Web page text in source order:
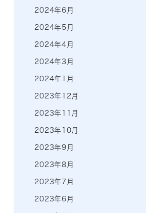
2024年6月
2024年5月
2024年4月
2024年3月
2024年1月
2023年12月
2023年11月
2023年10月
2023年9月
2023年8月
2023年7月
2023年6月